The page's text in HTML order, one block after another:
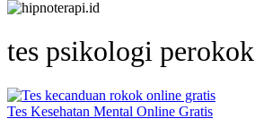
tes psikologi perokok
Tes Kesehatan Mental Online Gratis